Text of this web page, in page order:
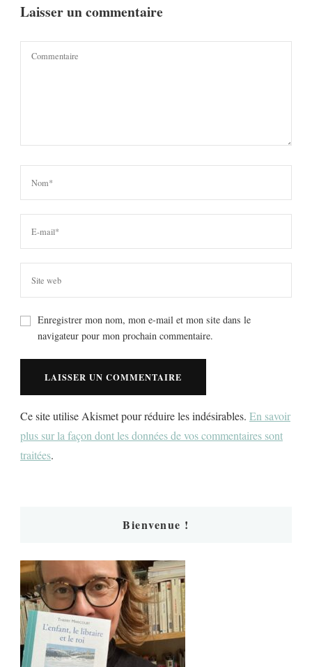
Laisser un commentaire
Enregistrer mon nom, mon e-mail et mon site dans le
navigateur pour mon prochain commentaire.
Ce site utilise Akismet pour réduire les indésirables. En savoir
plus sur la façon dont les données de vos commentaires sont
traitées.
Bienvenue !